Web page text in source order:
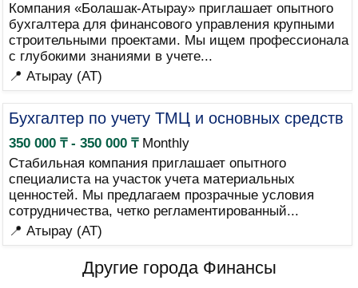
Компания «Болашак-Атырау» приглашает опытного
бухгалтера для финансового управления крупными
строительными проектами. Мы ищем профессионала
с глубокими знаниями в учете...
📍 Атырау (AT)
Бухгалтер по учету ТМЦ и основных средств
350 000 ₸ - 350 000 ₸Monthly
Стабильная компания приглашает опытного
специалиста на участок учета материальных
ценностей. Мы предлагаем прозрачные условия
сотрудничества, четко регламентированный...
📍 Атырау (AT)
Другие города Финансы